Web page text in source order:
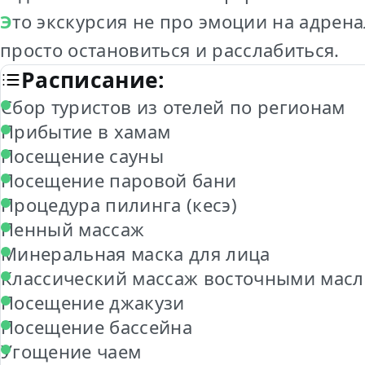
Это экскурсия не про эмоции на адреналине. Это про удовольствие. Про заботу о себе. И про тот момент, когда можно
просто остановиться и расслабиться.
Расписание:
Сбор туристов из отелей по регионам
Прибытие в хамам
Посещение сауны
Посещение паровой бани
Процедура пилинга (кесэ)
Пенный массаж
Минеральная маска для лица
Классический массаж восточными
Посещение джакузи
Посещение бассейна
Угощение чаем